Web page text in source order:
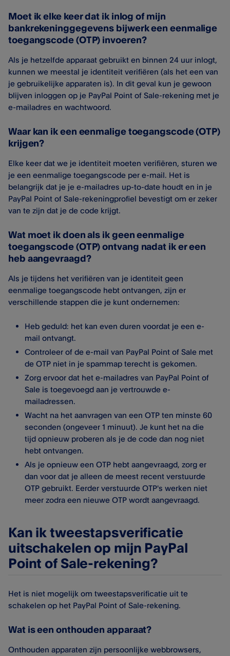
Moet ik elke keer dat ik inlog of mijn
bankrekeninggegevens bijwerk een eenmalige
toegangscode (OTP) invoeren?
Als je hetzelfde apparaat gebruikt en binnen 24 uur inlogt,
kunnen we meestal je identiteit verifiëren (als het een van
je gebruikelijke apparaten is). In dit geval kun je gewoon
blijven inloggen op je PayPal Point of Sale​-rekening met je
e-mailadres en wachtwoord.
Waar kan ik een eenmalige toegangscode (OTP)
krijgen?
Elke keer dat we je identiteit moeten verifiëren, sturen we
je een eenmalige toegangscode per e-mail. Het is
belangrijk dat je je e-mailadres up-to-date houdt en in je
PayPal Point of Sale​-rekeningprofiel bevestigt om er zeker
van te zijn dat je de code krijgt.
Wat moet ik doen als ik geen eenmalige
toegangscode (OTP) ontvang nadat ik er een
heb aangevraagd?
Als je tijdens het verifiëren van je identiteit geen
eenmalige toegangscode hebt ontvangen, zijn er
verschillende stappen die je kunt ondernemen:
Heb geduld: het kan even duren voordat je een e-
mail ontvangt.
Controleer of de e-mail van PayPal Point of Sale​ met
de OTP niet in je spammap terecht is gekomen.
Zorg ervoor dat het e-mailadres van PayPal Point of
Sale​ is toegevoegd aan je vertrouwde e-
mailadressen.
Wacht na het aanvragen van een OTP ten minste 60
seconden (ongeveer 1 minuut). Je kunt het na die
tijd opnieuw proberen als je de code dan nog niet
hebt ontvangen.
Als je opnieuw een OTP hebt aangevraagd, zorg er
dan voor dat je alleen de meest recent verstuurde
OTP gebruikt. Eerder verstuurde OTP's werken niet
meer zodra een nieuwe OTP wordt aangevraagd.
Kan ik tweestapsverificatie
uitschakelen op mijn PayPal
Point of Sale-rekening?
Het is niet mogelijk om tweestapsverificatie uit te
schakelen op het PayPal Point of Sale​-rekening.
Wat is een onthouden apparaat?
Onthouden apparaten zijn persoonlijke webbrowsers,